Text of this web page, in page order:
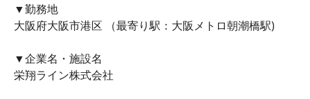
▼勤務地
大阪府大阪市港区 （最寄り駅：大阪メトロ朝潮橋駅)
▼企業名・施設名
栄翔ライン株式会社